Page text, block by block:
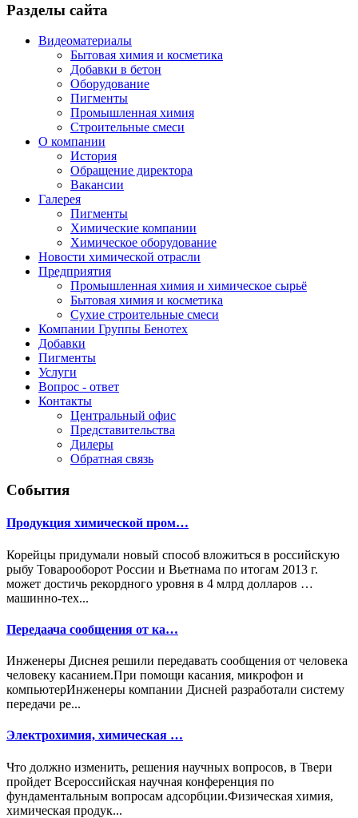
Разделы сайта
Видеоматериалы
Бытовая химия и косметика
Добавки в бетон
Оборудование
Пигменты
Промышленная химия
Строительные смеси
О компании
История
Обращение директора
Вакансии
Галерея
Пигменты
Химические компании
Химическое оборудование
Новости химической отрасли
Предприятия
Промышленная химия и химическое сырьё
Бытовая химия и косметика
Сухие строительные смеси
Компании Группы Бенотех
Добавки
Пигменты
Услуги
Вопрос - ответ
Контакты
Центральный офис
Представительства
Дилеры
Обратная связь
События
Продукция химической пром…
Корейцы придумали новый способ вложиться в российскую
рыбу Товарооборот России и Вьетнама по итогам 2013 г.
может достичь рекордного уровня в 4 млрд долларов …
машинно-тех...
Передаача сообщения от ка…
Инженеры Диснея решили передавать сообщения от человека
человеку касанием.При помощи касания, микрофон и
компьютерИнженеры компании Дисней разработали систему
передачи ре...
Электрохимия, химическая …
Что должно изменить, решения научных вопросов, в Твери
пройдет Всероссийская научная конференция по
фундаментальным вопросам адсорбции.Физическая химия,
химическая продук...